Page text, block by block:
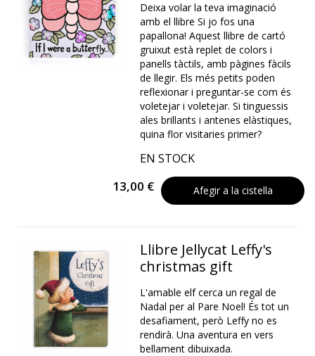
Deixa volar la teva imaginació
amb el llibre Si jo fos una
papallona! Aquest llibre de cartó
gruixut està replet de colors i
panells tàctils, amb pàgines fàcils
de llegir. Els més petits poden
reflexionar i preguntar-se com és
voletejar i voletejar. Si tinguessis
ales brillants i antenes elàstiques,
quina flor visitaries primer?
EN STOCK
13,00 € Afegir a la cistella
Llibre Jellycat Leffy's
christmas gift
L'amable elf cerca un regal de
Nadal per al Pare Noel! És tot un
desafiament, però Leffy no es
rendirà. Una aventura en vers
bellament dibuixada.